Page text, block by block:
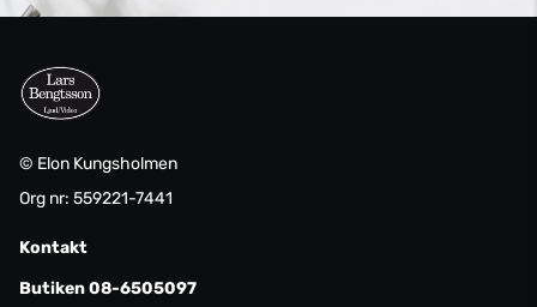
© Elon Kungsholmen
Org nr: 559221-7441
Kontakt
Butiken 08-6505097